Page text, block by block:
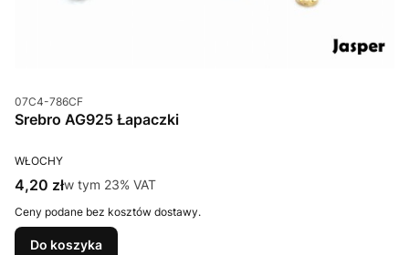
Kod produktu
07C4-786CF
Srebro AG925 Łapaczki
PRODUCENT
WŁOCHY
Cena brutto
4,20 złw tym %s VAT
w tym 23% VAT
Ceny podane bez kosztów dostawy.
Do koszyka